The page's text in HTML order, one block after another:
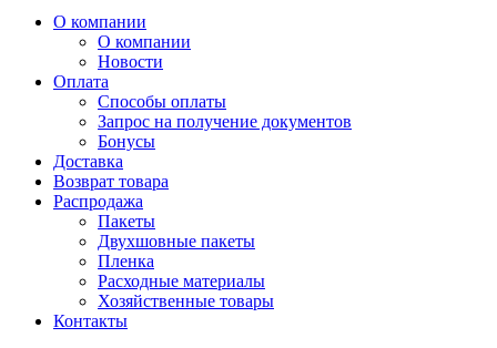
О компании
О компании
Новости
Оплата
Способы оплаты
Запрос на получение документов
Бонусы
Доставка
Возврат товара
Распродажа
Пакеты
Двухшовные пакеты
Пленка
Расходные материалы
Хозяйственные товары
Контакты